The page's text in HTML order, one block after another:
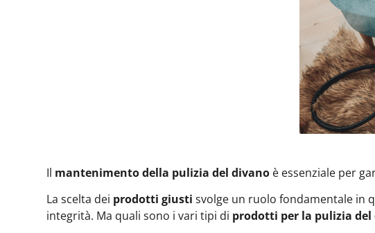
Il mantenimento della pulizia del divano è essenziale per
La scelta dei prodotti giusti svolge un ruolo fondamentale in
integrità. Ma quali sono i vari tipi di prodotti per la pulizia del